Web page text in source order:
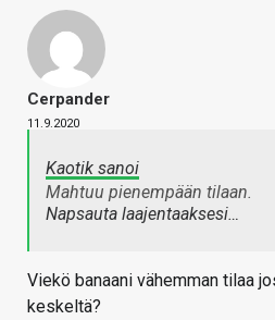
Cerpander
11.9.2020
Kaotik sanoi
Mahtuu pienempään tilaan.
Napsauta laajentaaksesi…
Viekö banaani vähemman tilaa
keskeltä?